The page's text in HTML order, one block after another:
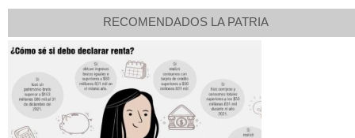
RECOMENDADOS LA PATRIA